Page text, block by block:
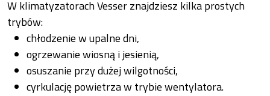
W klimatyzatorach Vesser znajdziesz kilka prostych
trybów:
chłodzenie w upalne dni,
ogrzewanie wiosną i jesienią,
osuszanie przy dużej wilgotności,
cyrkulację powietrza w trybie wentylatora.